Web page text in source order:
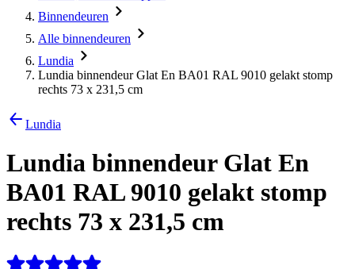
Binnendeuren
Alle binnendeuren
Lundia
Lundia binnendeur Glat En BA01 RAL 9010 gelakt stomp
rechts 73 x 231,5 cm
Lundia
Lundia binnendeur Glat En
BA01 RAL 9010 gelakt stomp
rechts 73 x 231,5 cm